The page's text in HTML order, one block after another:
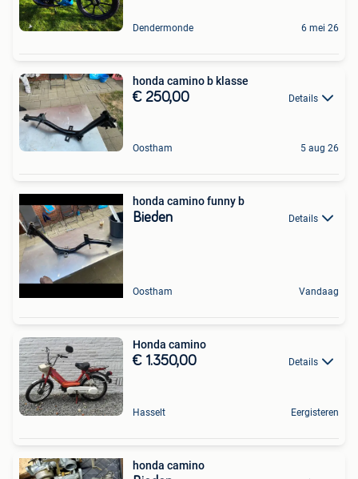
Dendermonde 6 mei 26
honda camino b klasse
€ 250,00 Details
Oostham 5 aug 26
honda camino funny b
Bieden Details
Oostham Vandaag
Honda camino
€ 1.350,00 Details
Hasselt Eergisteren
honda camino